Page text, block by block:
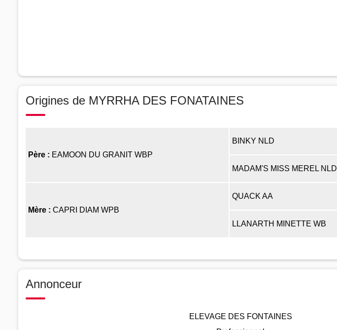
Origines de MYRRHA DES FONATAINES
Père : EAMOON DU GRANIT WBP
BINKY NLD
MADAM'S MISS MEREL NLD
Mère : CAPRI DIAM WPB
QUACK AA
LLANARTH MINETTE WB
Annonceur
ELEVAGE DES FONTAINES